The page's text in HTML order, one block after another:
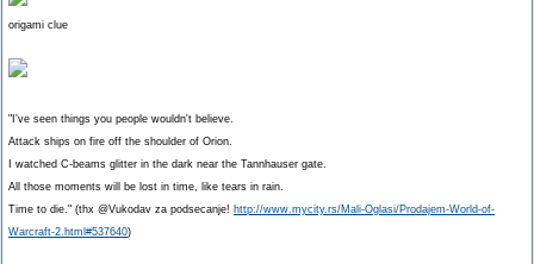
origami clue
"I've seen things you people wouldn't believe.
Attack ships on fire off the shoulder of Orion.
I watched C-beams glitter in the dark near the Tannhauser gate.
All those moments will be lost in time, like tears in rain.
Time to die." (thx @Vukodav za podsecanje! http://www.mycity.rs/Mali-Oglasi/Prodajem-World-of-
Warcraft-2.html#537640)